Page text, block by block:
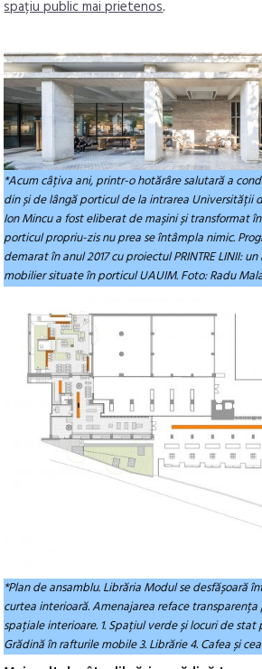
spațiu public mai prietenos.
*Acum câțiva ani, printr-o hotărâre salutară a
din și de lângă porticul de la intrarea Universității
Ion Mincu a fost eliberat de mașini și transformat
porticul propriu-zis nu prea se întâmpla nimic.
demarat în anul 2017 cu proiectul PRINTRE LINII:
mobilier situate în porticul UAUIM. Foto: Radu
*Plan de ansamblu. Librăria Modul se desfășoară
curtea interioară. Amenajarea reface
spațiale interioare. 1. Spațiul verde și locuri de
Grădină în rafturile mobile 3. Librărie 4. Cafea și